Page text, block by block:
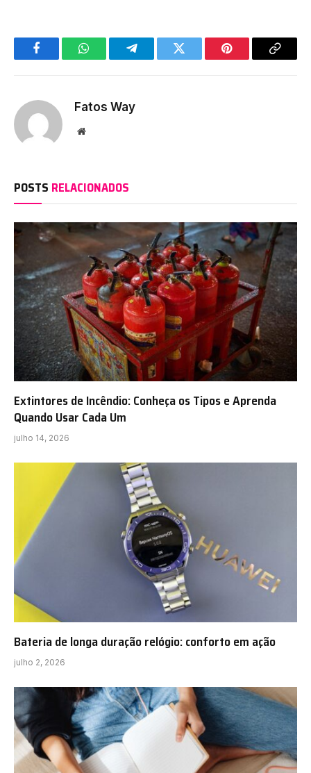
FacebookWhatsAppTelegramTwitter Pinterest Copy
Fatos Way
Website
POSTS RELACIONADOS
Extintores de Incêndio: Conheça os Tipos e Aprenda
Quando Usar Cada Um
julho 14, 2026
Bateria de longa duração relógio: conforto em ação
julho 2, 2026